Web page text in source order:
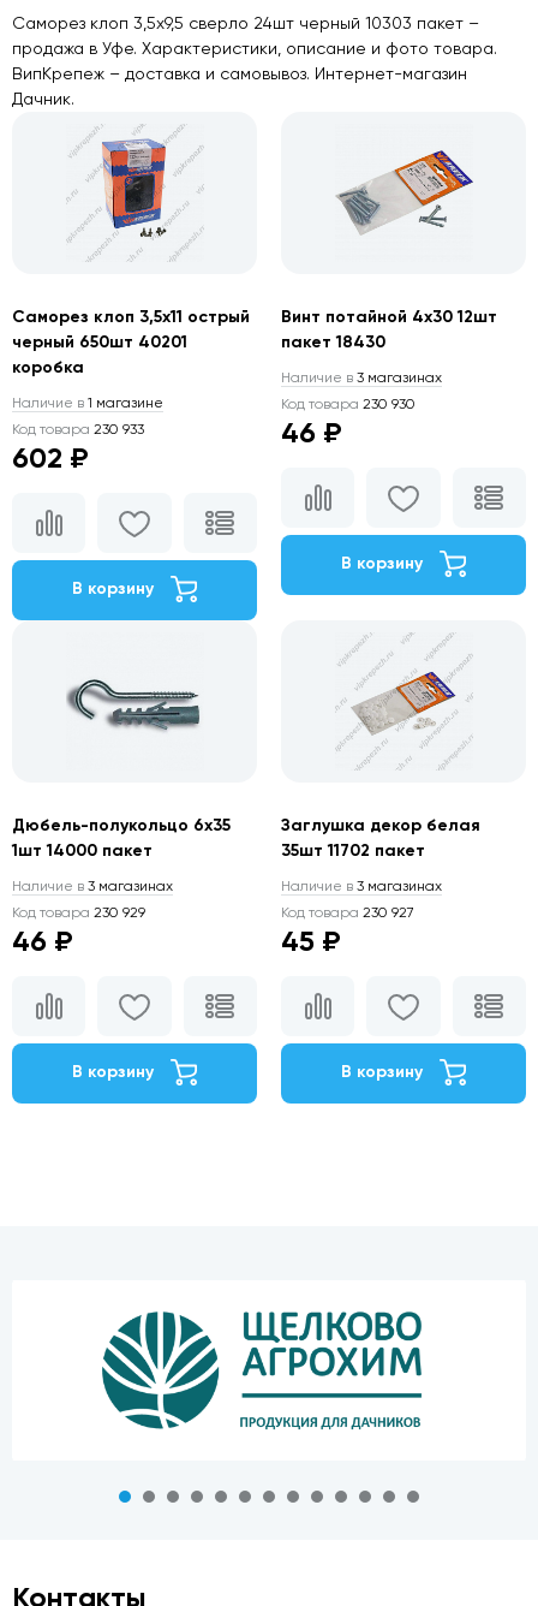
Саморез клоп 3,5х9,5 сверло 24шт черный 10303 пакет –
продажа в Уфе. Характеристики, описание и фото товара.
ВипКрепеж – доставка и самовывоз. Интернет-магазин
Дачник.
Саморез клоп 3,5х11 острый
черный 650шт 40201
коробка
Наличие в 1 магазине
Код товара 230 933
602 ₽
В корзину
Винт потайной 4х30 12шт
пакет 18430
Наличие в 3 магазинах
Код товара 230 930
46 ₽
В корзину
Дюбель-полукольцо 6х35
1шт 14000 пакет
Наличие в 3 магазинах
Код товара 230 929
46 ₽
В корзину
Заглушка декор белая
35шт 11702 пакет
Наличие в 3 магазинах
Код товара 230 927
45 ₽
В корзину
Контакты